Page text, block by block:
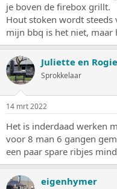
je boven de firebox grillt.
Hout stoken wordt steeds
mijn bbq is het niet, maar
Juliette en
Sprokkelaar
14 mrt 2022
Het is inderdaad werken
voor 8 man 6 gangen
een paar spare ribjes
eigenhymer